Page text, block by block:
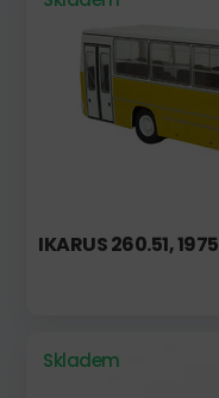
IKARUS 260.51, 1975
Skladem